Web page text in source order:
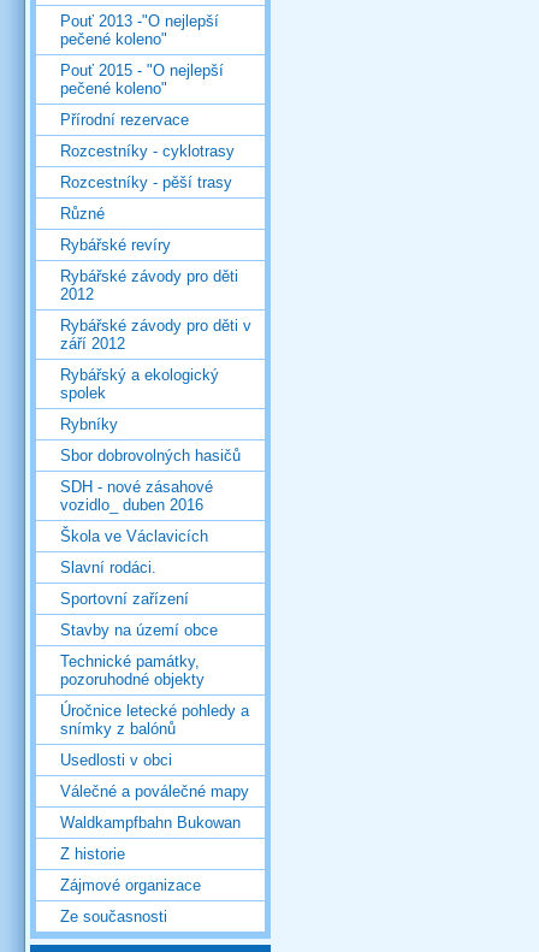
Pouť 2013 -"O nejlepší
pečené koleno"
Pouť 2015 - "O nejlepší
pečené koleno"
Přírodní rezervace
Rozcestníky - cyklotrasy
Rozcestníky - pěší trasy
Různé
Rybářské revíry
Rybářské závody pro děti
2012
Rybářské závody pro děti v
září 2012
Rybářský a ekologický
spolek
Rybníky
Sbor dobrovolných hasičů
SDH - nové zásahové
vozidlo_ duben 2016
Škola ve Václavicích
Slavní rodáci.
Sportovní zařízení
Stavby na území obce
Technické památky,
pozoruhodné objekty
Úročnice letecké pohledy a
snímky z balónů
Usedlosti v obci
Válečné a poválečné mapy
Waldkampfbahn Bukowan
Z historie
Zájmové organizace
Ze současnosti